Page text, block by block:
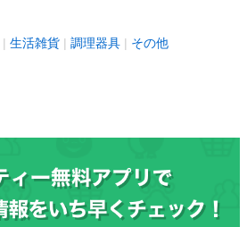
生活雑貨 調理器具 その他